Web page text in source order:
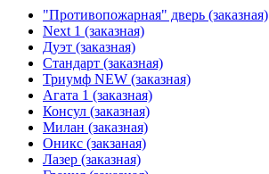
"Противопожарная" дверь (заказная)
Next 1 (заказная)
Дуэт (заказная)
Стандарт (заказная)
Триумф NEW (заказная)
Агата 1 (заказная)
Консул (заказная)
Милан (заказная)
Оникс (закзаная)
Лазер (заказная)